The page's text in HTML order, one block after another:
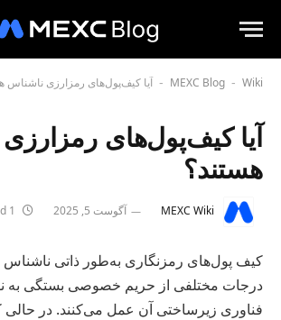
MEXC Blog - Wiki
- آیا کیف‌پول‌های رمزارزی ناشناس
آیا کیف‌پول‌های
هستند؟
MEXC Wiki آگوست 5, 2025
کیف پول‌های رمزنگاری به‌طور ذاتی ناشناس
درجات مختلفی از حریم خصوصی بستگی به
فناوری زیرساختی آن عمل می‌کنند. در